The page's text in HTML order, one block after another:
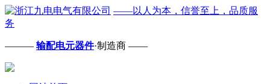
——以人为本，信誉至上，品质服
务
——— 输配电元器件·制造商 ——